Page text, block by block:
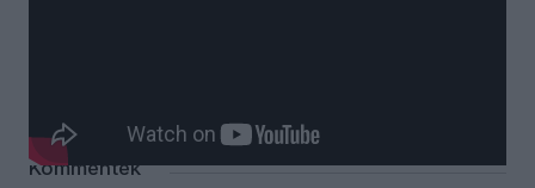
Kommentek